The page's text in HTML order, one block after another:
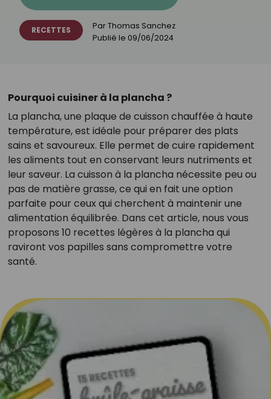
RECETTES ParThomas Sanchez
Publié le 09/06/2024
Pourquoi cuisiner à la plancha ?
La plancha, une plaque de cuisson chauffée à haute
température, est idéale pour préparer des plats
sains et savoureux. Elle permet de cuire rapidement
les aliments tout en conservant leurs nutriments et
leur saveur. La cuisson à la plancha nécessite peu ou
pas de matière grasse, ce qui en fait une option
parfaite pour ceux qui cherchent à maintenir une
alimentation équilibrée. Dans cet article, nous vous
proposons 10 recettes légères à la plancha qui
raviront vos papilles sans compromettre votre
santé.